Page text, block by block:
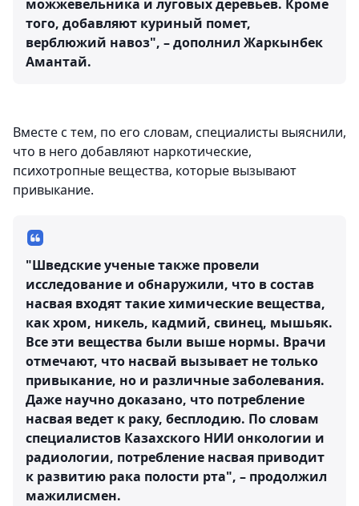
можжевельника и луговых деревьев. Кроме
того, добавляют куриный помет,
верблюжий навоз", – дополнил Жаркынбек
Амантай.
Вместе с тем, по его словам, специалисты выяснили,
что в него добавляют наркотические,
психотропные вещества, которые вызывают
привыкание.
"Шведские ученые также провели
исследование и обнаружили, что в состав
насвая входят такие химические вещества,
как хром, никель, кадмий, свинец, мышьяк.
Все эти вещества были выше нормы. Врачи
отмечают, что насвай вызывает не только
привыкание, но и различные заболевания.
Даже научно доказано, что потребление
насвая ведет к раку, бесплодию. По словам
специалистов Казахского НИИ онкологии и
радиологии, потребление насвая приводит
к развитию рака полости рта", – продолжил
мажилисмен.